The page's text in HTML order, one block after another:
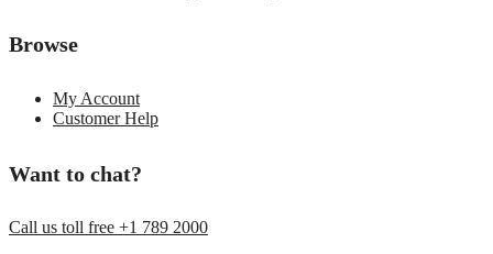
Browse
My Account
Customer Help
Want to chat?
Call us toll free +1 789 2000